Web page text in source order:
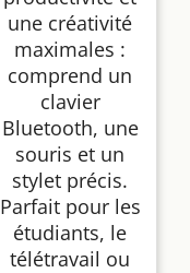
une créativité
maximales :
comprend un
clavier
Bluetooth, une
souris et un
stylet précis.
Parfait pour les
étudiants, le
télétravail ou